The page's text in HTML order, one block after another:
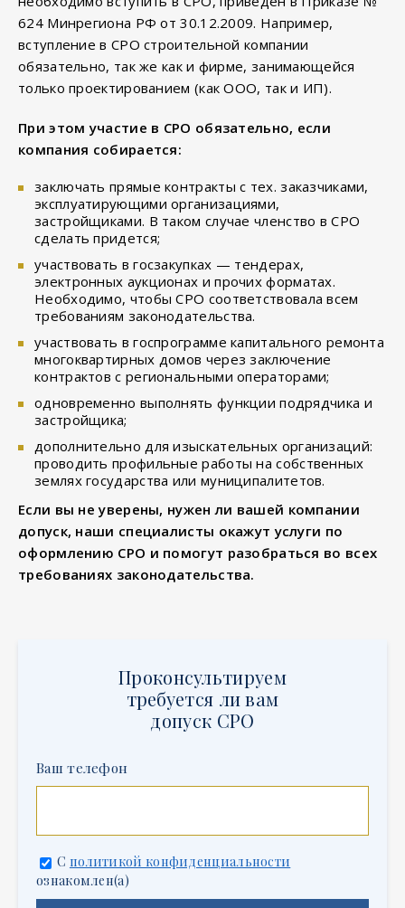
624 Минрегиона РФ от 30.12.2009. Например,
вступление в СРО строительной компании
обязательно, так же как и фирме, занимающейся
только проектированием (как ООО, так и ИП).
При этом участие в СРО обязательно, если
компания собирается:
заключать прямые контракты с тех. заказчиками,
эксплуатирующими организациями,
застройщиками. В таком случае членство в СРО
сделать придется;
участвовать в госзакупках — тендерах,
электронных аукционах и прочих форматах.
Необходимо, чтобы СРО соответствовала всем
требованиям законодательства.
участвовать в госпрограмме капитального ремонта
многоквартирных домов через заключение
контрактов с региональными операторами;
одновременно выполнять функции подрядчика и
застройщика;
дополнительно для изыскательных организаций:
проводить профильные работы на собственных
землях государства или муниципалитетов.
Если вы не уверены, нужен ли вашей компании
допуск, наши специалисты окажут услуги по
оформлению СРО и помогут разобраться во всех
требованиях законодательства.
Проконсультируем
требуется ли вам
допуск СРО
Ваш телефон
С политикой конфиденциальности
ознакомлен(а)